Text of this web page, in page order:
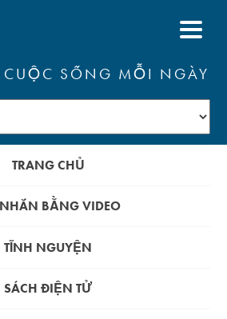
SỐNG MỖI NGÀY
TRANG CHỦ
BẰNG VIDEO
TĨNH NGUYỆN
SÁCH ĐIỆN TỬ